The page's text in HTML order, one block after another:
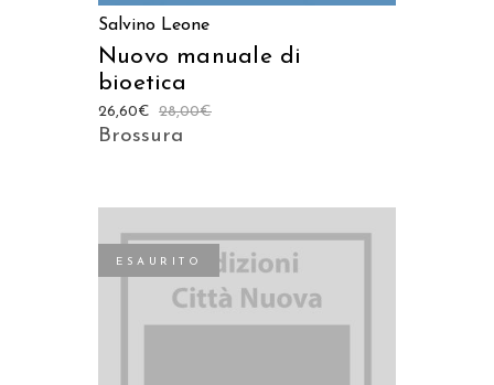
Salvino Leone
Nuovo manuale di
bioetica
28,00€
26,60€
Brossura
ESAURITO